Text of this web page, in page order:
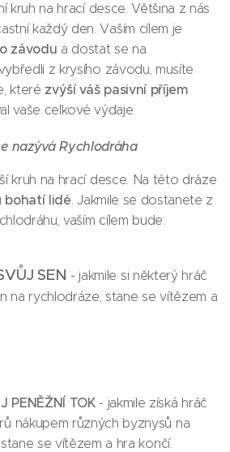
kruh na hrací desce. Většina z nás
každý den. Vaším cílem je
závodu a dostat se na
z krysího závodu, musíte
které zvýší váš pasivní příjem
vaše celkové výdaje.
nazývá Rychlodráha
kruh na hrací desce. Na této dráze
bohatí lidé. Jakmile se dostanete z
vaším cílem bude:
SEN - jakmile si některý hráč
na rychlodráze, stane se vítězem a
PENĚŽNÍ TOK- jakmile získá hráč
nákupem různých byznysů na
se vítězem a hra končí.